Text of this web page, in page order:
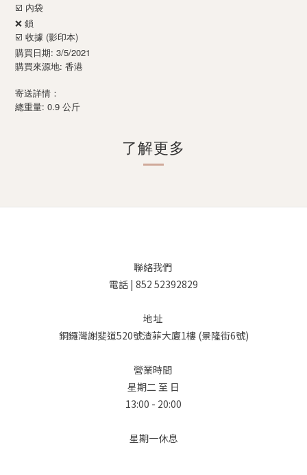
☑️ 內袋
❌ 鎖
☑️ 收據 (影印本)
購買日期: 3/5/2021
購買來源地: 香港
寄送詳情：
總重量: 0.9 公斤
了解更多
聯絡我們
電話 | 852 52392829
地址
銅鑼灣謝斐道520號渣菲大廈1樓 (景隆街6號)
營業時間
星期二 至 日
13:00 - 20:00
星期一休息